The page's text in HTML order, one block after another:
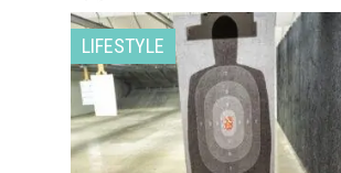
LIFESTYLE